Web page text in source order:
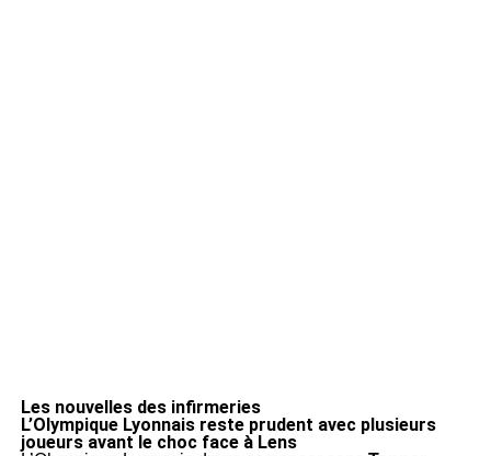
Les nouvelles des infirmeries
L’Olympique Lyonnais reste prudent avec plusieurs
joueurs avant le choc face à Lens